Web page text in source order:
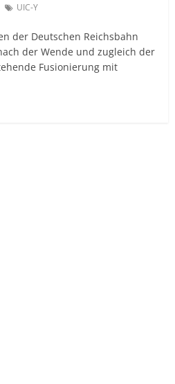
UIC-Y
der Deutschen Reichsbahn
der Wende und zugleich der
Fusionierung mit